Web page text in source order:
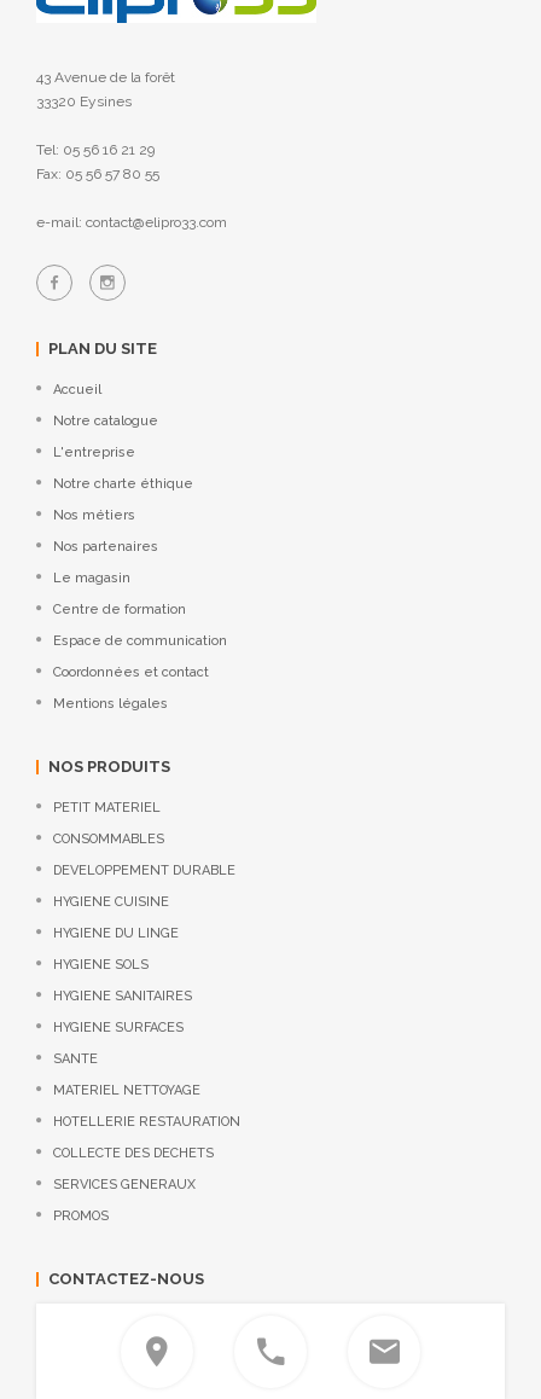
43 Avenue de la forêt
33320 Eysines
Tel: 05 56 16 21 29
Fax: 05 56 57 80 55
e-mail: contact@elipro33.com
PLAN DU SITE
Accueil
Notre catalogue
L'entreprise
Notre charte éthique
Nos métiers
Nos partenaires
Le magasin
Centre de formation
Espace de communication
Coordonnées et contact
Mentions légales
NOS PRODUITS
PETIT MATERIEL
CONSOMMABLES
DEVELOPPEMENT DURABLE
HYGIENE CUISINE
HYGIENE DU LINGE
HYGIENE SOLS
HYGIENE SANITAIRES
HYGIENE SURFACES
SANTE
MATERIEL NETTOYAGE
HOTELLERIE RESTAURATION
COLLECTE DES DECHETS
SERVICES GENERAUX
PROMOS
CONTACTEZ-NOUS